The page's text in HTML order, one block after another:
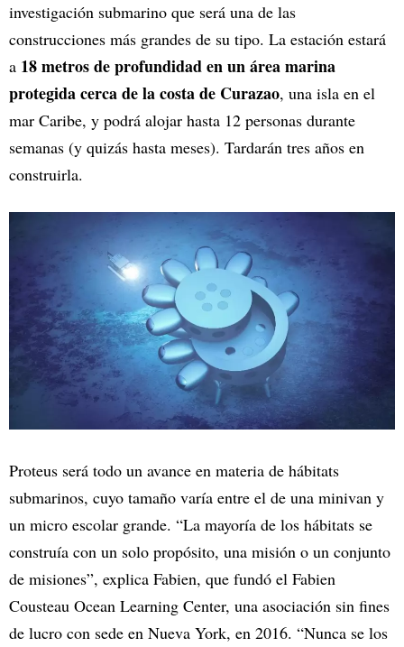
investigación submarino que será una de las
construcciones más grandes de su tipo. La estación estará
a 18 metros de profundidad en un área marina
protegida cerca de la costa de Curazao, una isla en el
mar Caribe, y podrá alojar hasta 12 personas durante
semanas (y quizás hasta meses). Tardarán tres años en
construirla.
Proteus será todo un avance en materia de hábitats
submarinos, cuyo tamaño varía entre el de una minivan y
un micro escolar grande. “La mayoría de los hábitats se
construía con un solo propósito, una misión o un conjunto
de misiones”, explica Fabien, que fundó el Fabien
Cousteau Ocean Learning Center, una asociación sin fines
de lucro con sede en Nueva York, en 2016. “Nunca se los